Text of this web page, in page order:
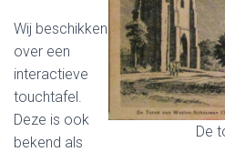
De
Wij beschikken
over een
interactieve
touchtafel.
Deze is ook
bekend als